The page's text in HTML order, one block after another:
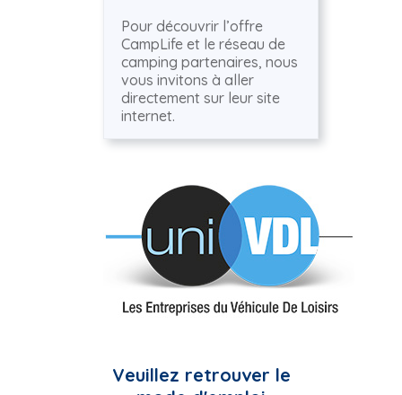
Pour découvrir l’offre
CampLife et le réseau de
camping partenaires, nous
vous invitons à aller
directement sur leur site
internet.
Veuillez retrouver le